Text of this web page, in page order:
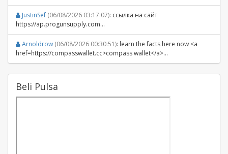
JustinSef (06/08/2026 03:17:07): ссылка на сайт
https://ap.progunsupply.com...
Arnoldrow (06/08/2026 00:30:51): learn the facts here now <a
href=https://compasswallet.cc>compass wallet</a>...
Beli Pulsa